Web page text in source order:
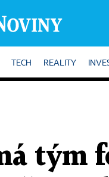
TECH REALITY
tým